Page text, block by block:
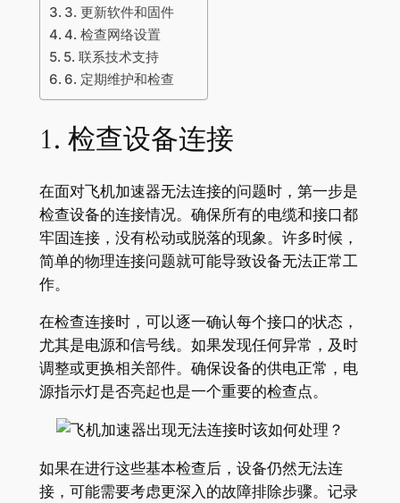
3. 更新软件和固件
4. 检查网络设置
5. 联系技术支持
6. 定期维护和检查
1. 检查设备连接
在面对飞机加速器无法连接的问题时，第一步是
检查设备的连接情况。确保所有的电缆和接口都
牢固连接，没有松动或脱落的现象。许多时候，
简单的物理连接问题就可能导致设备无法正常工
作。
在检查连接时，可以逐一确认每个接口的状态，
尤其是电源和信号线。如果发现任何异常，及时
调整或更换相关部件。确保设备的供电正常，电
源指示灯是否亮起也是一个重要的检查点。
如果在进行这些基本检查后，设备仍然无法连
接，可能需要考虑更深入的故障排除步骤。记录